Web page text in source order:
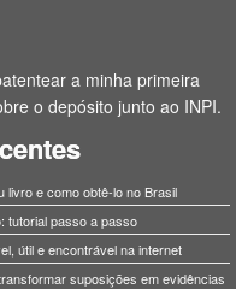
a minha primeira
o depósito junto ao INPI.
livro e como obtê-lo no Brasil
tutorial passo a passo
útil e encontrável na internet
suposições em evidências